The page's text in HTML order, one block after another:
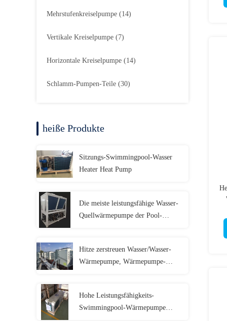
Mehrstufenkreiselpumpe (14)
Vertikale Kreiselpumpe (7)
Horizontale Kreiselpumpe (14)
Schlamm-Pumpen-Teile (30)
heiße Produkte
Sitzungs-Swimmingpool-Wasser
Heater Heat Pump
Die meiste leistungsfähige Wasser-
Quellwärmepumpe der Pool-
Hitze zerstreuen Wasser/Wasser-
Wärmepumpe, Wärmepumpe-
Hohe Leistungsfähigkeits-
Swimmingpool-Wärmepumpe